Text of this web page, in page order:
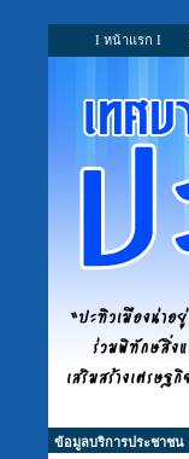
I หน้าแรก I
ข้อมูลบริการประชาชน